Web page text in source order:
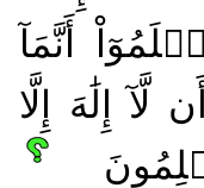
أَنَّمَآ
لَّآ إِلَٰهَ إِلَّا